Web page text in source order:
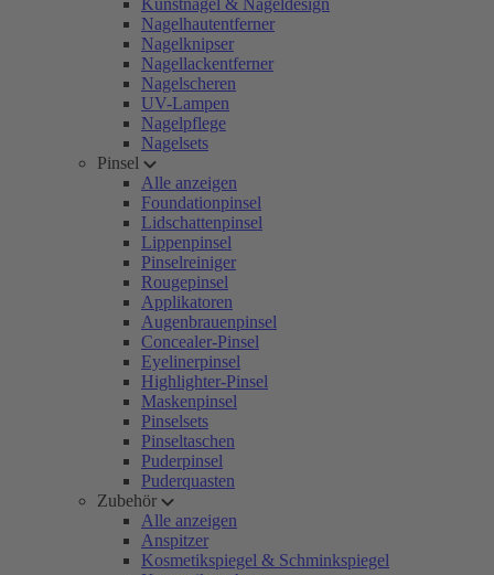
Kunstnägel & Nageldesign
Nagelhautentferner
Nagelknipser
Nagellackentferner
Nagelscheren
UV-Lampen
Nagelpflege
Nagelsets
Pinsel
Alle anzeigen
Foundationpinsel
Lidschattenpinsel
Lippenpinsel
Pinselreiniger
Rougepinsel
Applikatoren
Augenbrauenpinsel
Concealer-Pinsel
Eyelinerpinsel
Highlighter-Pinsel
Maskenpinsel
Pinselsets
Pinseltaschen
Puderpinsel
Puderquasten
Zubehör
Alle anzeigen
Anspitzer
Kosmetikspiegel & Schminkspiegel